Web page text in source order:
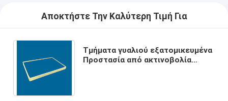
Αποκτήστε Την Καλύτερη Τιμή Για
Τμήματα γυαλιού εξατομικευμένα
Προστασία από ακτινοβολία